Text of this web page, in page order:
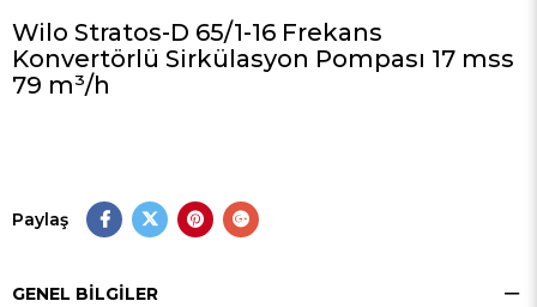
Wilo Stratos-D 65/1-16 Frekans
Konvertörlü Sirkülasyon Pompası 17 mss
79 m³/h
Paylaş
GENEL BILGILER